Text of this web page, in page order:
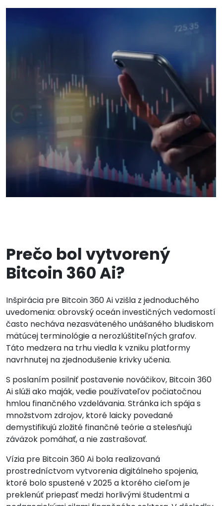
Prečo bol vytvorený
Bitcoin 360 Ai?
Inšpirácia pre Bitcoin 360 Ai vzišla z jednoduchého
uvedomenia: obrovský oceán investičných vedomostí
často necháva nezasväteného unášaného bludiskom
mätúcej terminológie a nerozlúštiteľných grafov.
Táto medzera na trhu viedla k vzniku platformy
navrhnutej na zjednodušenie krivky učenia.
S poslaním posilniť postavenie nováčikov, Bitcoin 360
Ai slúži ako maják, vedie používateľov počiatočnou
hmlou finančného vzdelávania. Stránka ich spája s
množstvom zdrojov, ktoré laicky povedané
demystifikujú zložité finančné teórie a stelesňujú
záväzok pomáhať, a nie zastrašovať.
Vízia pre Bitcoin 360 Ai bola realizovaná
prostredníctvom vytvorenia digitálneho spojenia,
ktoré bolo spustené v 2025 a ktorého cieľom je
preklenúť priepasť medzi horlivými študentmi a